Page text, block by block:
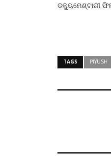
ଡକ୍ୟୁମେଣ୍ଟାରୀ
TAGS PIYUSH